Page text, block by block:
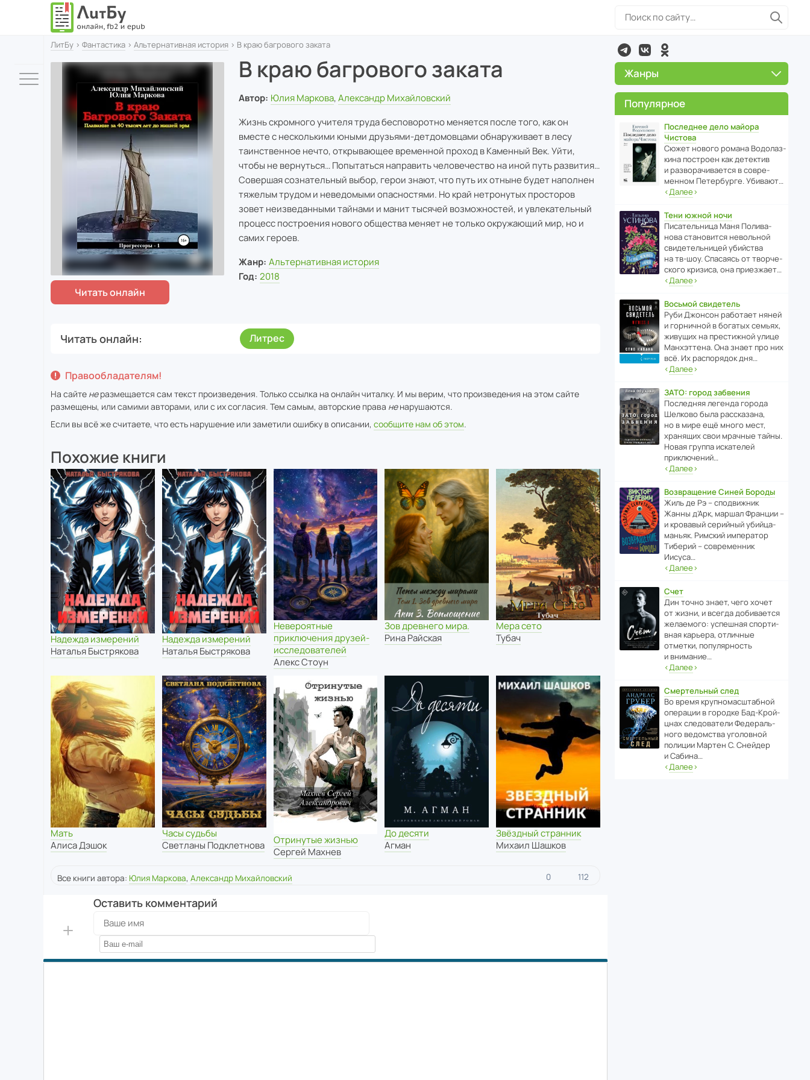
ЛитБу › Фантастика › Альтернативная история › В краю багрового заката
В краю багрового заката
Автор: Юлия Маркова,Александр Михайловский
Жизнь скромного учителя труда бесповоротно меняется после того, как он
вместе с несколькими юными друзьями-детдомовцами обнаруживает в лесу
таинственное нечто, открывающее временной проход в Каменный Век. Уйти,
чтобы не вернуться… Попытаться направить человечество на иной путь развития…
Совершая сознательный выбор, герои знают, что путь их отныне будет наполнен
тяжелым трудом и неведомыми опасностями. Но край нетронутых просторов
зовет неизведанными тайнами и манит тысячей возможностей, и увлекательный
процесс построения нового общества меняет не только окружающий мир, но и
самих героев.
Жанр: Альтернативная история
Год: 2018
Читать онлайн Литрес
Правообладателям!
На сайте неразмещается сам текст произведения. Только ссылка на онлайн читалку. И мы верим, что произведения на этом сайте
размещены, или самими авторами, или с их согласия. Тем самым, авторские права ненарушаются.
Если вы всё же считаете, что есть нарушение или заметили ошибку в описании, сообщите нам об этом.
Похожие книги
Надежда измерений
Наталья Быстрякова
Надежда измерений
Наталья Быстрякова
Невероятные
приключения друзей-
исследователей
Алекс Стоун
Зов древнего мира.
Рина Райская
Мера сето
Тубач
Мать
Алиса Дэшок
Часы судьбы
Светланы Подклетнова
Отринутые жизнью
Сергей Махнев
До десяти
Агман
Звёздный странник
Михаил Шашков
Все книги автора: Юлия Маркова, Александр Михайловский 0 112
Оставить комментарий
Жанры
Популярное
Последнее дело майора
Чистова
Сюжет нового романа Водо­ла­з­
кина пост­роен как дете­ктив
и разво­ра­чи­ва­ется в совре­
менном Пете­р­бурге. Убивают…
‹Далее›
Тени южной ночи
Писа­тель­ница Маня Поли­ва­
нова стано­вится невольной
свиде­тель­ницей убийства
на тв-шоу. Спасаясь от твор­че­
с­кого кризиса, она приезжает…
‹Далее›
Восьмой свидетель
Руби Джонсон рабо­тает няней
и горни­чной в богатых семьях,
живущих на прес­ти­жной улице
Манх­эт­тена. Она знает про них
всё. Их распо­рядок дня…
‹Далее›
ЗАТО: город забвения
После­дняя легенда города
Шелково была расска­зана,
но в мире ещё много мест,
хранящих свои мрачные тайны.
Новая группа иска­телей
приключений…
‹Далее›
Возвращение Синей Бороды
Жиль де Рэ – спод­ви­жник
Жанны д’Арк, маршал Франции –
и кровавый серийный убийца-
маньяк. Римский импе­ратор
Тиберий – совре­менник
Иисуса…
‹Далее›
Счет
Дин точно знает, чего хочет
от жизни, и всегда доби­ва­ется
жела­е­мого: успе­шная спор­ти­
вная карьера, отли­чные
отметки, попу­ля­р­ность
и внимание…
‹Далее›
Смертельный след
Во время круп­но­мас­ш­та­бной
операции в городке Бад‑Крой­
цнах следо­ва­тели Феде­раль­
ного ведомства уголо­вной
полиции Мартен С. Снейдер
и Сабина…
‹Далее›